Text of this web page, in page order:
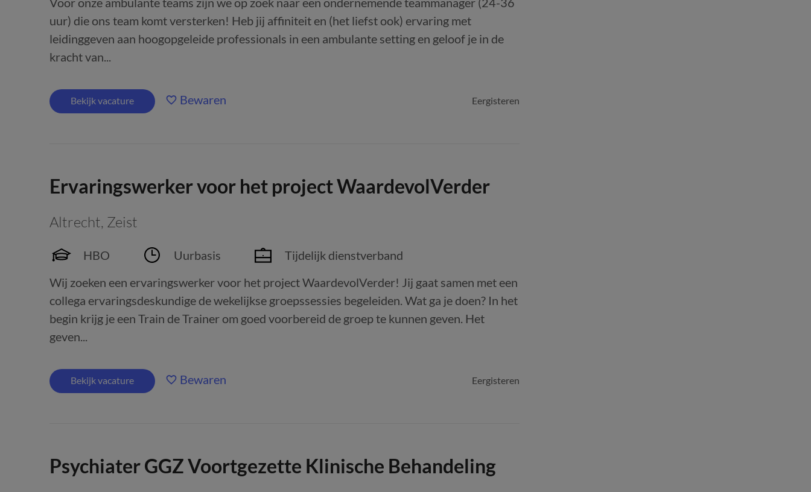
uur) die ons team komt versterken! Heb jij affiniteit en (het liefst ook) ervaring met
leidinggeven aan hoogopgeleide professionals in een ambulante setting en geloof je in de
kracht van...
Bekijk vacature Bewaren Eergisteren
Ervaringswerker voor het project WaardevolVerder
Altrecht, Zeist
HBO Uurbasis
Tijdelijk dienstverband
Wij zoeken een ervaringswerker voor het project WaardevolVerder! Jij gaat samen met een
collega ervaringsdeskundige de wekelijkse groepssessies begeleiden. Wat ga je doen? In het
begin krijg je een Train de Trainer om goed voorbereid de groep te kunnen geven. Het
geven...
Bekijk vacature Bewaren Eergisteren
Psychiater GGZ Voortgezette Klinische Behandeling